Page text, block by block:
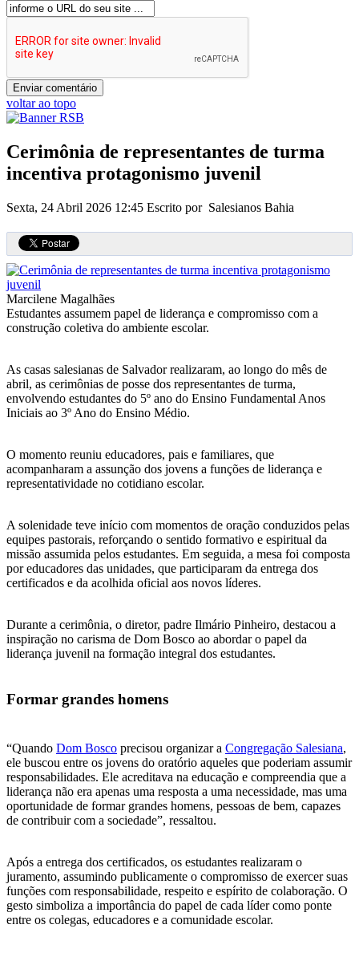
voltar ao topo
Cerimônia de representantes de turma
incentiva protagonismo juvenil
Sexta, 24 Abril 2026 12:45 Escrito por Salesianos Bahia
Marcilene Magalhães
Estudantes assumem papel de liderança e compromisso com a
construção coletiva do ambiente escolar.
As casas salesianas de Salvador realizaram, ao longo do mês de
abril, as cerimônias de posse dos representantes de turma,
envolvendo estudantes do 5º ano do Ensino Fundamental Anos
Iniciais ao 3º Ano do Ensino Médio.
O momento reuniu educadores, pais e familiares, que
acompanharam a assunção dos jovens a funções de liderança e
representatividade no cotidiano escolar.
A solenidade teve início com momentos de oração conduzidos pelas
equipes pastorais, reforçando o sentido formativo e espiritual da
missão assumida pelos estudantes. Em seguida, a mesa foi composta
por educadores das unidades, que participaram da entrega dos
certificados e da acolhida oficial aos novos líderes.
Durante a cerimônia, o diretor, padre Ilmário Pinheiro, destacou a
inspiração no carisma de Dom Bosco ao abordar o papel da
liderança juvenil na formação integral dos estudantes.
Formar grandes homens
“Quando Dom Bosco precisou organizar a Congregação Salesiana,
ele buscou entre os jovens do oratório aqueles que poderiam assumir
responsabilidades. Ele acreditava na educação e compreendia que a
liderança não era apenas uma resposta a uma necessidade, mas uma
oportunidade de formar grandes homens, pessoas de bem, capazes
de contribuir com a sociedade”, ressaltou.
Após a entrega dos certificados, os estudantes realizaram o
juramento, assumindo publicamente o compromisso de exercer suas
funções com responsabilidade, respeito e espírito de colaboração. O
gesto simboliza a importância do papel de cada líder como ponte
entre os colegas, educadores e a comunidade escolar.